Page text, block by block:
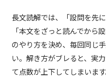
長文読解では、「設問を先
「本文をざっと読んでから
のやり方を決め、毎回同じ
い。解き方がブレると、実
て点数が上下してしまいます